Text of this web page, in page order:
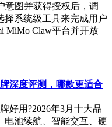
意图并获得授权后，调
择系统级工具来完成用户
MiMo Claw平台并开放
深度评测，哪款更适合
好用?2026年3月十大品
电池续航、智能交互、硬